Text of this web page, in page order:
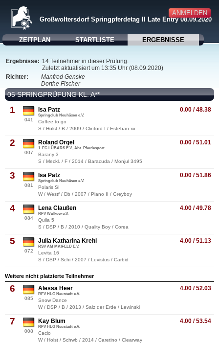
ANMELDEN
Großwoltersdorf Springpferdetag II Late Entry 08.09.2020
ZEITPLAN STARTLISTE ERGEBNISSE
Ergebnisse: 14 Teilnehmer in dieser Prüfung.
Zuletzt aktualisiert um 13:35 Uhr (08.09.2020)
Richter:
Manfred Genske
Dorthe Fischer
05 SPRINGPRÜFUNG KL. A**
1
041
0.00 / 48.38
Isa Patz
Springclub Neuhäsen e.V.
Coffee to go
S / Holst / B / 2009 / Clintord I / Esteban xx
2
007
0.00 / 51.01
Roland Orgel
1. FC LÜBARS E.V., Abt. Pferdesport
Barany 3
S / Meckl. / F / 2014 / Baracuda / Monjul 3495
3
081
0.00 / 51.86
Isa Patz
Springclub Neuhäsen e.V.
Polaris SI
W / Westf / Db / 2007 / Piano II / Greyboy
4
084
4.00 / 49.78
Lena Claußen
RFV Wulkow e.V.
Quila 5
S / DSP / B / 2010 / Quality Boy / Corea
5
072
4.00 / 51.13
Julia Katharina Krehl
RSV AM MAIFELD E.V.
Levita 16
S / DSP / Schi / 2007 / Levistus / Carbid
Weitere nicht platzierte Teilnehmer
6
085
4.00 / 52.03
Alessa Heer
RFV HLG Neustadt e.V.
Snow Dance
W / DSP / B / 2013 / Salz der Erde / Lewinski
7
008
4.00 / 53.54
Kay Blum
RFV HLG Neustadt e.V.
Cacio
W / Holst / Schwb / 2014 / Caretino / Clearway